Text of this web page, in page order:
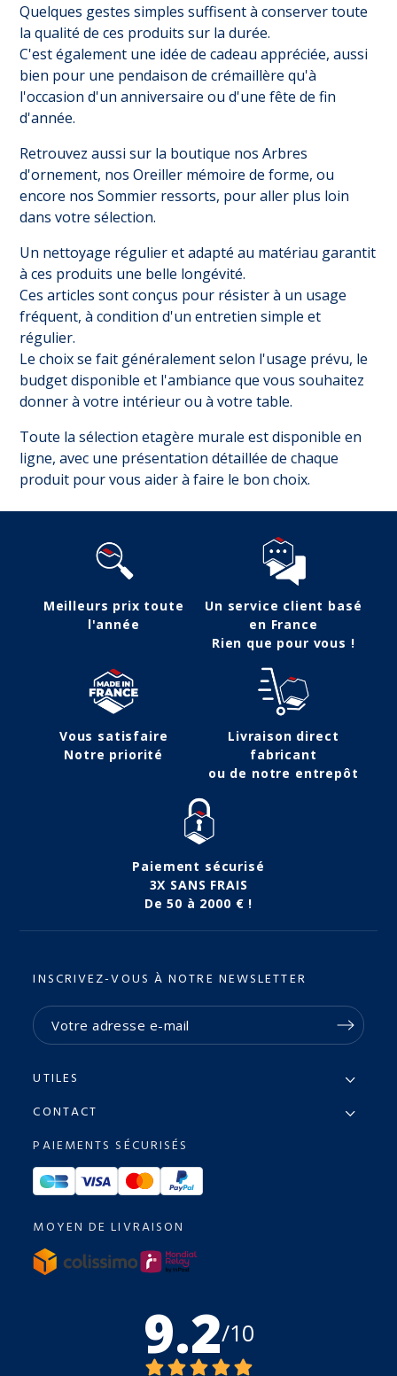
Quelques gestes simples suffisent à conserver toute
la qualité de ces produits sur la durée.
C'est également une idée de cadeau appréciée, aussi
bien pour une pendaison de crémaillère qu'à
l'occasion d'un anniversaire ou d'une fête de fin
d'année.
Retrouvez aussi sur la boutique nosArbres
d'ornement, nosOreiller mémoire de forme, ou
encore nosSommier ressorts, pour aller plus loin
dans votre sélection.
Un nettoyage régulier et adapté au matériau garantit
à ces produits une belle longévité.
Ces articles sont conçus pour résister à un usage
fréquent, à condition d'un entretien simple et
régulier.
Le choix se fait généralement selon l'usage prévu, le
budget disponible et l'ambiance que vous souhaitez
donner à votre intérieur ou à votre table.
Toute la sélection etagère murale est disponible en
ligne, avec une présentation détaillée de chaque
produit pour vous aider à faire le bon choix.
Meilleurs prix toute
l'année
Un service client basé
en France
Rien que pour vous !
Vous satisfaire
Notre priorité
Livraison direct
fabricant
ou de notre entrepôt
Paiement sécurisé
3X SANS FRAIS
De 50 à 2000 € !
INSCRIVEZ-VOUS À NOTRE NEWSLETTER
UTILES
CONTACT
PAIEMENTS SÉCURISÉS
MOYEN DE LIVRAISON
9.2/10